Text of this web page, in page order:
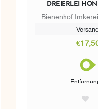
DREIERLEI
Bienenhof
Versand